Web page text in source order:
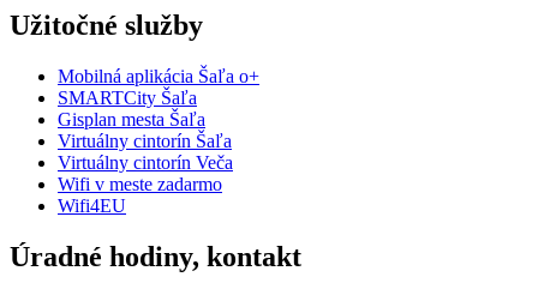
Užitočné služby
Mobilná aplikácia Šaľa o+
SMARTCity Šaľa
Gisplan mesta Šaľa
Virtuálny cintorín Šaľa
Virtuálny cintorín Veča
Wifi v meste zadarmo
Wifi4EU
Úradné hodiny, kontakt